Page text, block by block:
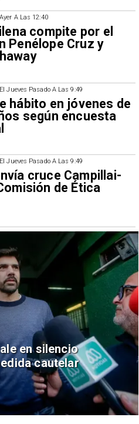
Ayer A Las 12:40
compite por el
Penélope Cruz y
El Jueves Pasado A Las 9:49
hábito en jóvenes de
según encuesta
El Jueves Pasado A Las 9:49
cruce Campillai-
de Ética
en silencio
cautelar